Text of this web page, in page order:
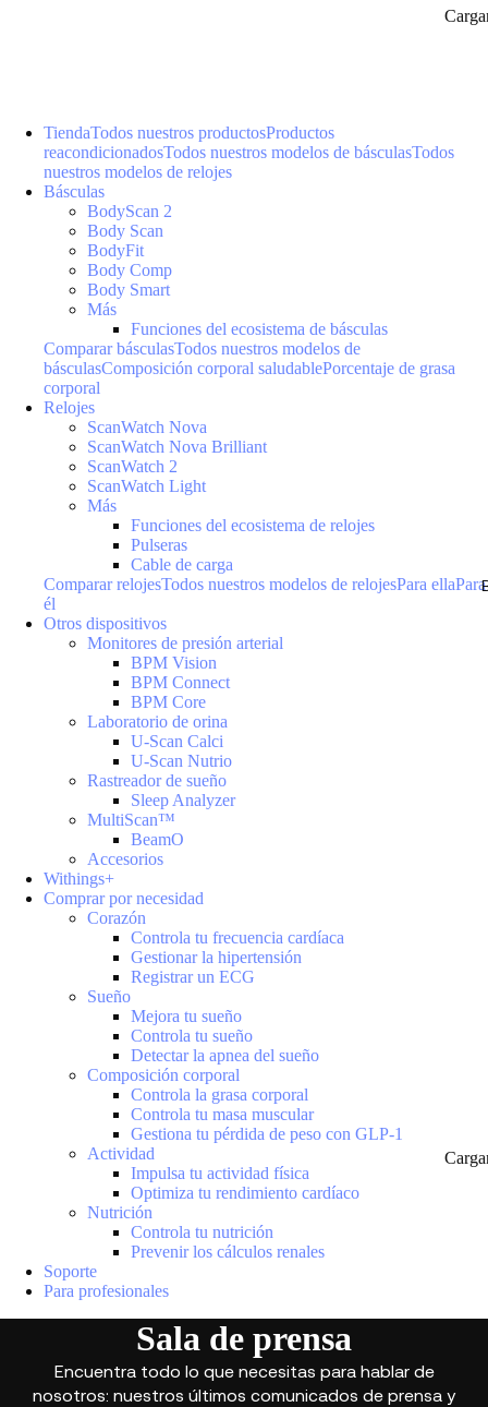
TiendaTodos nuestros productosProductos
reacondicionadosTodos nuestros modelos de básculasTodos
nuestros modelos de relojes
Básculas
BodyScan 2
Body Scan
BodyFit
Body Comp
Body Smart
Más
Funciones del ecosistema de básculas
Comparar básculasTodos nuestros modelos de
básculasComposición corporal saludablePorcentaje de grasa
corporal
Relojes
ScanWatch Nova
ScanWatch Nova Brilliant
ScanWatch 2
ScanWatch Light
Más
Funciones del ecosistema de relojes
Pulseras
Cable de carga
Comparar relojesTodos nuestros modelos de relojesPara ellaPara
él
Otros dispositivos
Monitores de presión arterial
BPM Vision
BPM Connect
BPM Core
Laboratorio de orina
U-Scan Calci
U-Scan Nutrio
Rastreador de sueño
Sleep Analyzer
MultiScan™
BeamO
Accesorios
Withings+
Comprar por necesidad
Corazón
Controla tu frecuencia cardíaca
Gestionar la hipertensión
Registrar un ECG
Sueño
Mejora tu sueño
Controla tu sueño
Detectar la apnea del sueño
Composición corporal
Controla la grasa corporal
Controla tu masa muscular
Gestiona tu pérdida de peso con GLP-1
Actividad
Impulsa tu actividad física
Optimiza tu rendimiento cardíaco
Nutrición
Controla tu nutrición
Prevenir los cálculos renales
Soporte
Para profesionales
Sala de prensa
Encuentra todo lo que necesitas para hablar de
nosotros: nuestros últimos comunicados de prensa y